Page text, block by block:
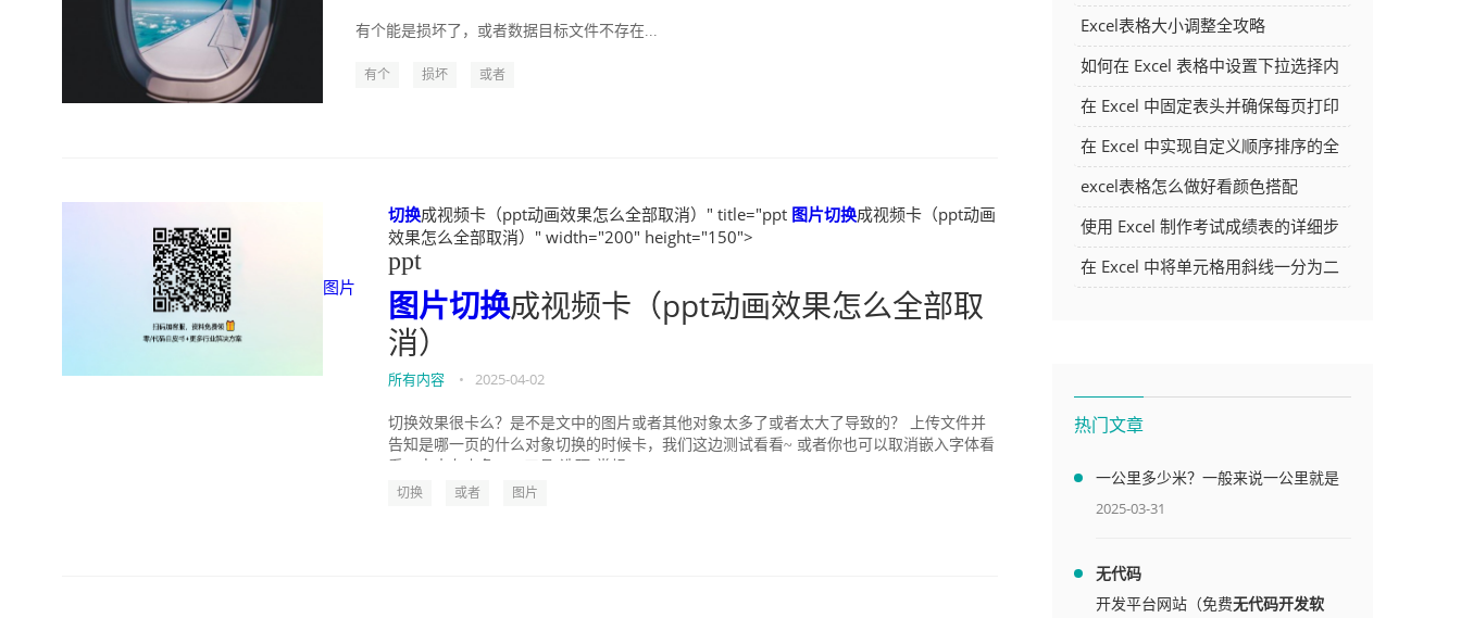
有个能是损坏了，或者数据目标文件不存在...
有个 损坏 或者
图片
切换成视频卡（ppt动画效果怎么全部取消）" title="ppt 图片切换成视频卡（ppt动画
效果怎么全部取消）" width="200" height="150">
ppt
图片切换成视频卡（ppt动画效果怎么全部取
消）
所有内容 • 2025-04-02
切换效果很卡么？是不是文中的图片或者其他对象太多了或者太大了导致的？ 上传文件并
告知是哪一页的什么对象切换的时候卡，我们这边测试看看~ 或者你也可以取消嵌入字体看
切换 或者 图片
字的多种方法
Excel表格大小调整全攻略
如何在 Excel 表格中设置下拉选择内
容
在 Excel 中固定表头并确保每页打印
时都显示表头的方法详解
在 Excel 中实现自定义顺序排序的全
面指南
excel表格怎么做好看颜色搭配
使用 Excel 制作考试成绩表的详细步
骤及技巧
在 Excel 中将单元格用斜线一分为二
热门文章
一公里多少米？一般来说一公里就是
1000米
2025-03-31
无代码
开发平台网站（免费无代码开发软